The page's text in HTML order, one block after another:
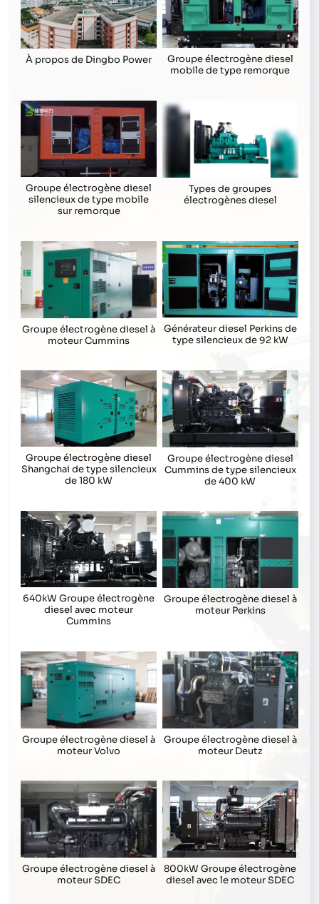
À propos de Dingbo Power
Groupe électrogène diesel
mobile de type remorque
Groupe électrogène diesel
silencieux de type mobile
sur remorque
Types de groupes
électrogènes diesel
Groupe électrogène diesel à
moteur Cummins
Générateur diesel Perkins de
type silencieux de 92 kW
Groupe électrogène diesel
Shangchai de type silencieux
de 180 kW
Groupe électrogène diesel
Cummins de type silencieux
de 400 kW
640kW Groupe électrogène
diesel avec moteur
Cummins
Groupe électrogène diesel à
moteur Perkins
Groupe électrogène diesel à
moteur Volvo
Groupe électrogène diesel à
moteur Deutz
Groupe électrogène diesel à
moteur SDEC
800kW Groupe électrogène
diesel avec le moteur SDEC